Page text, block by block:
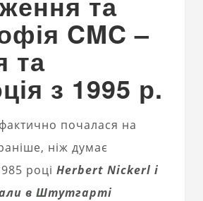
CMC –
та
з 1995 р.
почалася на
ніж думає
році Herbert Nickerl і
в Штутгарті